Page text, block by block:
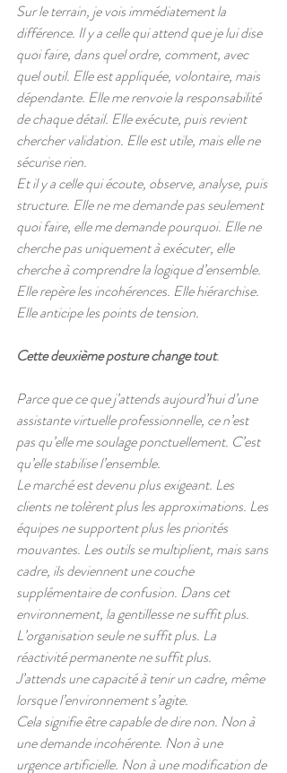
Sur le terrain, je vois immédiatement la
différence. Il y a celle qui attend que je lui dise
quoi faire, dans quel ordre, comment, avec
quel outil. Elle est appliquée, volontaire, mais
dépendante. Elle me renvoie la responsabilité
de chaque détail. Elle exécute, puis revient
chercher validation. Elle est utile, mais elle ne
sécurise rien.
Et il y a celle qui écoute, observe, analyse, puis
structure. Elle ne me demande pas seulement
quoi faire, elle me demande pourquoi. Elle ne
cherche pas uniquement à exécuter, elle
cherche à comprendre la logique d’ensemble.
Elle repère les incohérences. Elle hiérarchise.
Elle anticipe les points de tension.
Cette deuxième posture change tout.
Parce que ce que j’attends aujourd’hui d’une
assistante virtuelle professionnelle, ce n’est
pas qu’elle me soulage ponctuellement. C’est
qu’elle stabilise l’ensemble.
Le marché est devenu plus exigeant. Les
clients ne tolèrent plus les approximations. Les
équipes ne supportent plus les priorités
mouvantes. Les outils se multiplient, mais sans
cadre, ils deviennent une couche
supplémentaire de confusion. Dans cet
environnement, la gentillesse ne suffit plus.
L’organisation seule ne suffit plus. La
réactivité permanente ne suffit plus.
J’attends une capacité à tenir un cadre, même
lorsque l’environnement s’agite.
Cela signifie être capable de dire non. Non à
une demande incohérente. Non à une
urgence artificielle. Non à une modification de